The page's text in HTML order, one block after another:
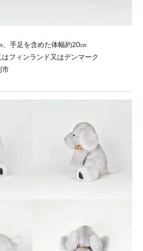
手足を含めた体幅約20㎝
はフィンランド又はデンマーク
市